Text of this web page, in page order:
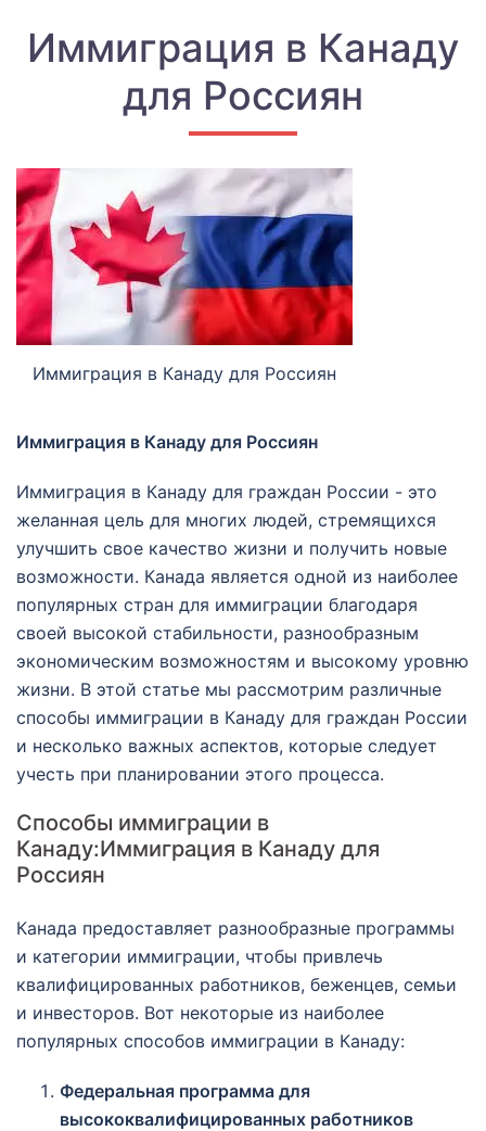
Иммиграция в Канаду
для Россиян
Иммиграция в Канаду для Россиян
Иммиграция в Канаду для Россиян
Иммиграция в Канаду для граждан России - это
желанная цель для многих людей, стремящихся
улучшить свое качество жизни и получить новые
возможности. Канада является одной из наиболее
популярных стран для иммиграции благодаря
своей высокой стабильности, разнообразным
экономическим возможностям и высокому уровню
жизни. В этой статье мы рассмотрим различные
способы иммиграции в Канаду для граждан России
и несколько важных аспектов, которые следует
учесть при планировании этого процесса.
Способы иммиграции в
Канаду:Иммиграция в Канаду для
Россиян
Канада предоставляет разнообразные программы
и категории иммиграции, чтобы привлечь
квалифицированных работников, беженцев, семьи
и инвесторов. Вот некоторые из наиболее
популярных способов иммиграции в Канаду:
Федеральная программа для
высококвалифицированных работников